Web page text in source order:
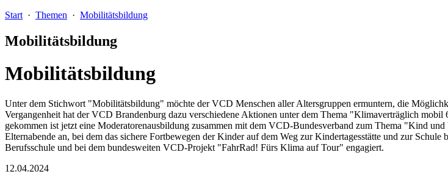
Start · Themen · Mobilitätsbildung
Mobilitätsbildung
Mobilitätsbildung
Unter dem Stichwort "Mobilitätsbildung" möchte der VCD Menschen aller Altersgruppen ermuntern, die
Vergangenheit hat der VCD Brandenburg dazu verschiedene Aktionen unter dem Thema "Klimaverträglich
gekommen ist jetzt eine Moderatorenausbildung zusammen mit dem VCD-Bundesverband zum Thema "Kind
Elternabende an, bei dem das sichere Fortbewegen der Kinder auf dem Weg zur Kindertagesstätte und zur
Berufsschule und bei dem bundesweiten VCD-Projekt "FahrRad! Fürs Klima auf Tour" engagiert.
12.04.2024